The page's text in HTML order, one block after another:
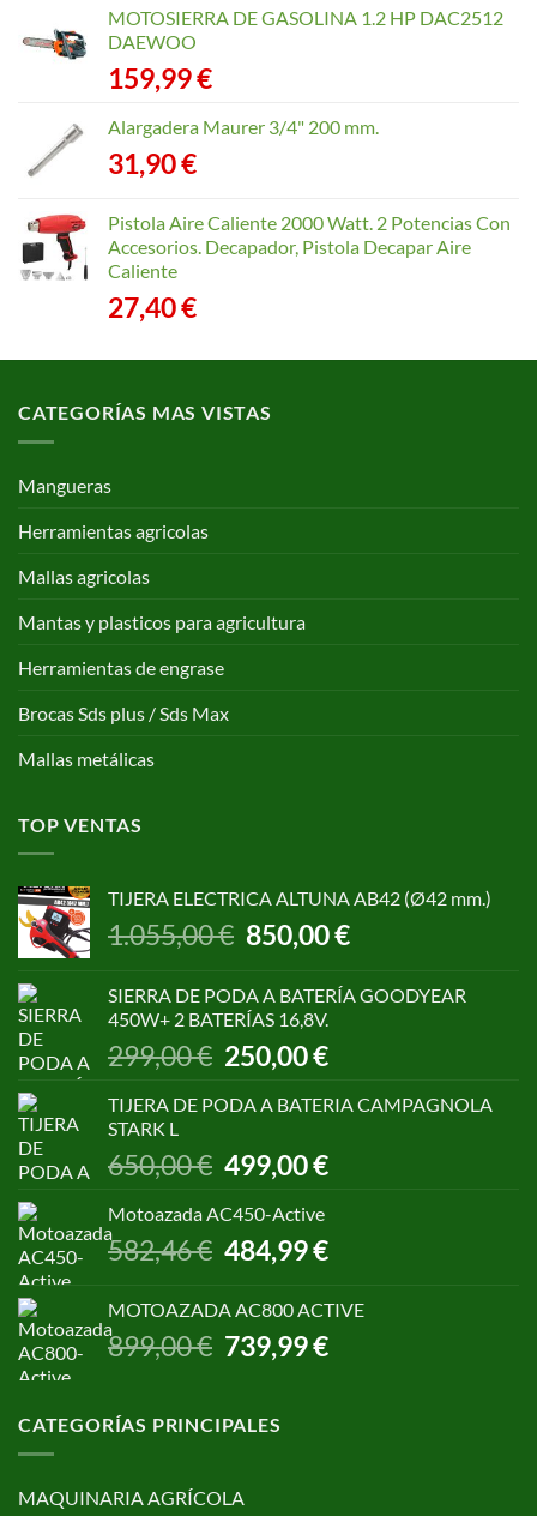
precios:
MOTOSIERRA DE GASOLINA 1.2 HP DAC2512
DAEWOO
159,99€
Alargadera Maurer 3/4" 200 mm.
31,90€
Pistola Aire Caliente 2000 Watt. 2 Potencias Con
Accesorios. Decapador, Pistola Decapar Aire
Caliente
27,40€
CATEGORÍAS MAS VISTAS
Mangueras
Herramientas agricolas
Mallas agricolas
Mantas y plasticos para agricultura
Herramientas de engrase
Brocas Sds plus / Sds Max
Mallas metálicas
TOP VENTAS
TIJERA ELECTRICA ALTUNA AB42 (Ø42 mm.)
1.055,00€ El
precio
era:
1.055,00 €.
850,00€El
es:
SIERRA DE PODA A BATERÍA GOODYEAR
450W+ 2 BATERÍAS 16,8V.
299,00€ El
precio
original
299,00 €.
250,00€El
actual
250,00 €.
TIJERA DE PODA A BATERIA CAMPAGNOLA
STARK L
650,00€
El
precio
original
650,00 €.
499,00€El
499,00 €.
Motoazada AC450-Active
582,46€
El
precio
era:
582,46 €.
484,99€El
es:
484,99 €.
MOTOAZADA AC800 ACTIVE
899,00€ El
precio
era:
739,99€El
CATEGORÍAS PRINCIPALES
MAQUINARIA AGRÍCOLA